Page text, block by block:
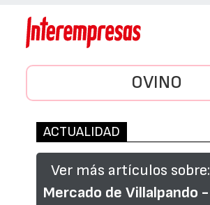
OVINO
ACTUALIDAD
Ver más artículos sobre:
Mercado de Villalpando -